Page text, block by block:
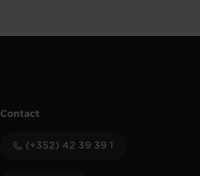
Contact
(+352) 42 39 39 1